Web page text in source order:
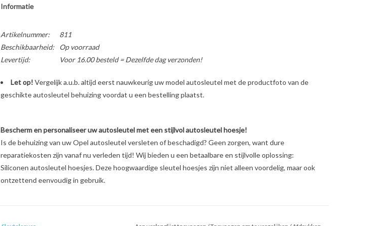
Informatie
Artikelnummer:
811
Beschikbaarheid:
Op voorraad
Levertijd:
Voor 16.00 besteld = Dezelfde dag verzonden!
Let op! Vergelijk a.u.b. altijd eerst nauwkeurig uw model autosleutel met de productfoto van de
geschikte autosleutel behuizing voordat u een bestelling plaatst.
Bescherm en personaliseer uw autosleutel met een stijlvol autosleutel hoesje!
Is de behuizing van uw Opel autosleutel versleten of beschadigd? Geen zorgen, want dure
reparatiekosten zijn vanaf nu verleden tijd! Wij bieden u een betaalbare en stijlvolle oplossing:
Siliconen autosleutel hoesjes. Deze hoogwaardige sleutel hoesjes zijn niet alleen voordelig, maar ook
ontzettend eenvoudig in gebruik.
Schokabsorberend materiaal